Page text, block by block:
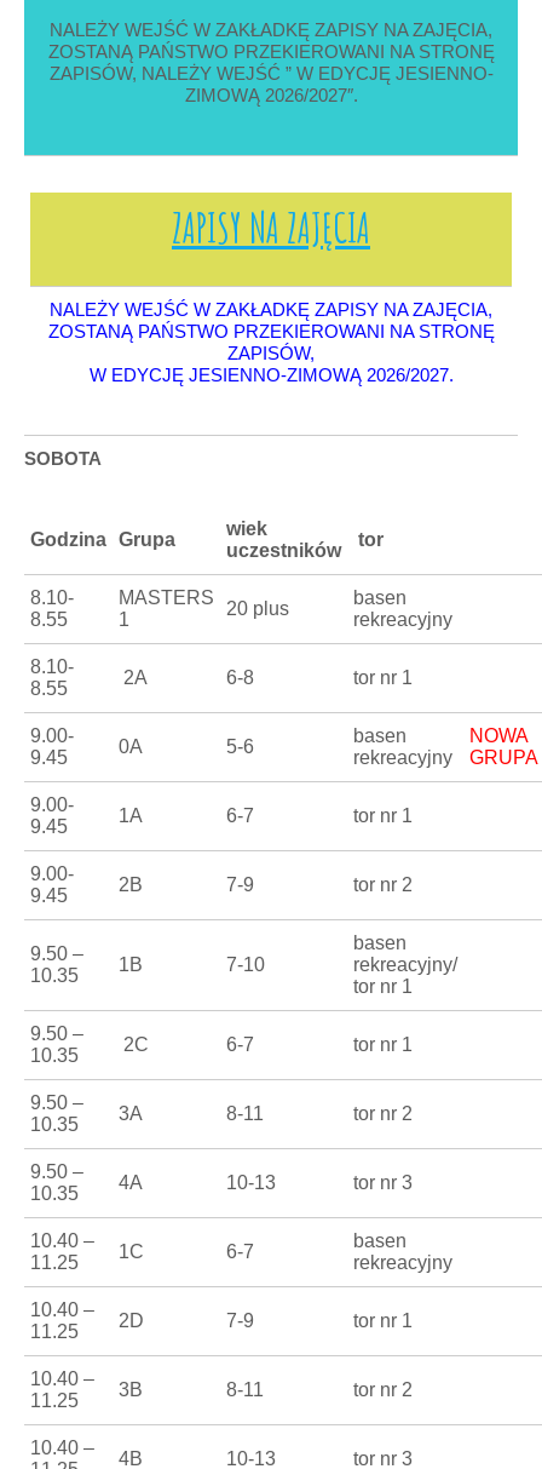
NALEŻY WEJŚĆ W ZAKŁADKĘ ZAPISY NA ZAJĘCIA,
ZOSTANĄ PAŃSTWO PRZEKIEROWANI NA STRONĘ
ZAPISÓW, NALEŻY WEJŚĆ ” W EDYCJĘ JESIENNO-
ZIMOWĄ 2026/2027″.
ZAPISY NA ZAJĘCIA
NALEŻY WEJŚĆ W ZAKŁADKĘ ZAPISY NA ZAJĘCIA,
ZOSTANĄ PAŃSTWO PRZEKIEROWANI NA STRONĘ
ZAPISÓW,
W EDYCJĘ JESIENNO-ZIMOWĄ 2026/2027.
SOBOTA
Godzina Grupa
wiek
uczestników
tor
8.10-
8.55
MASTERS
1
20 plus
basen
rekreacyjny
8.10-
8.55
2A 6-8 tor nr 1
9.00-
9.45
0A 5-6
basen
rekreacyjny
NOWA
GRUPA
9.00-
9.45
1A 6-7 tor nr 1
9.00-
9.45
2B 7-9 tor nr 2
9.50 –
10.35
1B 7-10
basen
rekreacyjny/
tor nr 1
9.50 –
10.35
2C 6-7 tor nr 1
9.50 –
10.35
3A 8-11 tor nr 2
9.50 –
10.35
4A 10-13 tor nr 3
10.40 –
11.25
1C 6-7
basen
rekreacyjny
10.40 –
11.25
2D 7-9 tor nr 1
10.40 –
11.25
3B 8-11 tor nr 2
10.40 –
4B 10-13 tor nr 3